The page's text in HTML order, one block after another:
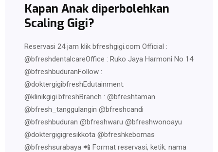
Kapan Anak diperbolehkan
Scaling Gigi?
Reservasi 24 jam klik bfreshgigi.com Official :
@bfreshdentalcareOffice : Ruko Jaya Harmoni No 14
@bfreshbuduranFollow :
@doktergigibfreshEdutainment:
@klinikgigi.bfreshBranch : @bfreshtaman
@bfresh_tanggulangin @bfreshcandi
@bfreshbuduran @bfreshwaru @bfreshwonoayu
@doktergigigresikkota @bfreshkebomas
@bfreshsurabaya 📲 Format reservasi, ketik: nama